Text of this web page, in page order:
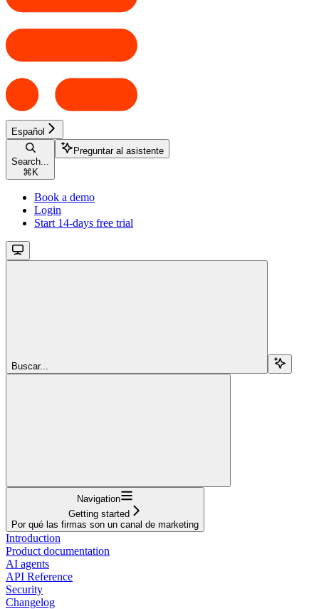
Español
Search...
⌘ K
Preguntar al asistente
Book a demo
Login
Start 14-days free trial
Buscar...
Navigation
Getting started
Por qué las firmas son un canal de marketing
Introduction
Product documentation
AI agents
API Reference
Security
Changelog